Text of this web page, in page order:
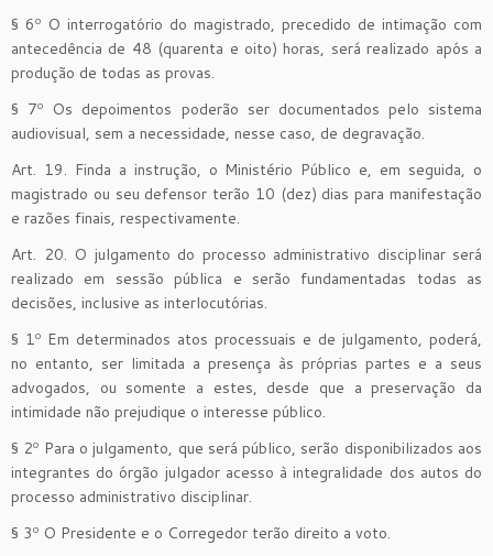
§ 6º O interrogatório do magistrado, precedido de intimação com
antecedência de 48 (quarenta e oito) horas, será realizado após a
produção de todas as provas.
§ 7º Os depoimentos poderão ser documentados pelo sistema
audiovisual, sem a necessidade, nesse caso, de degravação.
Art. 19. Finda a instrução, o Ministério Público e, em seguida, o
magistrado ou seu defensor terão 10 (dez) dias para manifestação
e razões finais, respectivamente.
Art. 20. O julgamento do processo administrativo disciplinar será
realizado em sessão pública e serão fundamentadas todas as
decisões, inclusive as interlocutórias.
§ 1º Em determinados atos processuais e de julgamento, poderá,
no entanto, ser limitada a presença às próprias partes e a seus
advogados, ou somente a estes, desde que a preservação da
intimidade não prejudique o interesse público.
§ 2º Para o julgamento, que será público, serão disponibilizados aos
integrantes do órgão julgador acesso à integralidade dos autos do
processo administrativo disciplinar.
§ 3º O Presidente e o Corregedor terão direito a voto.